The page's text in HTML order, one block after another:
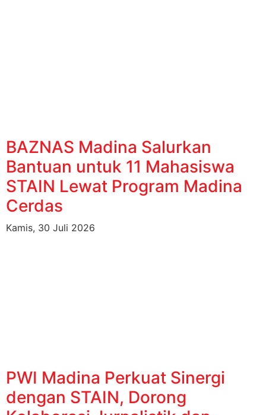
BAZNAS Madina Salurkan
Bantuan untuk 11 Mahasiswa
STAIN Lewat Program Madina
Cerdas
Kamis, 30 Juli 2026
PWI Madina Perkuat Sinergi
dengan STAIN, Dorong